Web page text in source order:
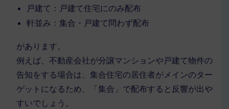
戸建て：戸建て住宅にのみ配布
軒並み：集合・戸建て問わず配布
があります。
例えば、不動産会社が分譲マンションや戸建て物件の
告知をする場合は、集合住宅の居住者がメインのター
ゲットになるため、「集合」で配布すると反響が出や
すいでしょう。